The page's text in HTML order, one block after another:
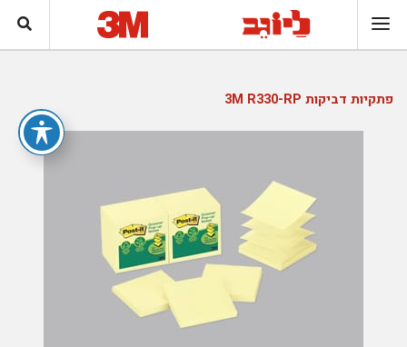
פתקיות דביקות 3M R330-RP